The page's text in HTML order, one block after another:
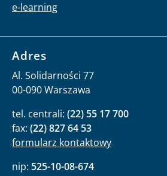
e-learning
Adres
Al. Solidarności 77
00-090 Warszawa
tel. centrali: (22) 55 17 700
fax: (22) 827 64 53
formularz kontaktowy
nip: 525-10-08-674